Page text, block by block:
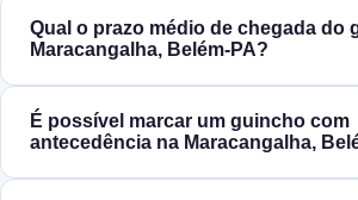
Qual o prazo médio de chegada do
Maracangalha, Belém‑PA?
É possível marcar um guincho com
antecedência na Maracangalha,